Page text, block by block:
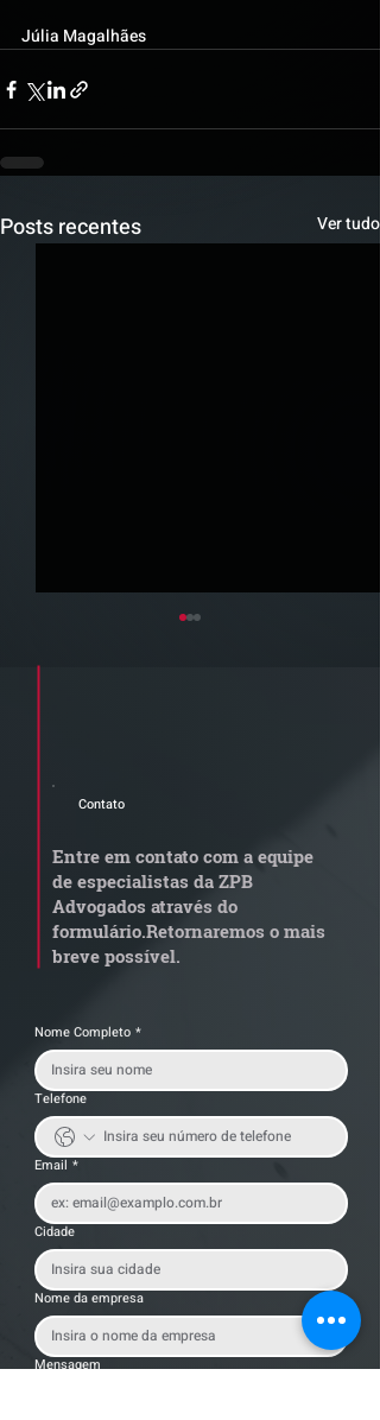
Júlia Magalhães
Posts recentes Ver tudo
STJ admite
por penosidade e acende
alerta para
transportadoras
Contato
Entre em contato com a equipe
de especialistas da ZPB
Advogados através do
formulário.Retornaremos o mais
breve possível.
Nome Completo *
Telefone
Email *
Cidade
Nome da empresa
Mensagem